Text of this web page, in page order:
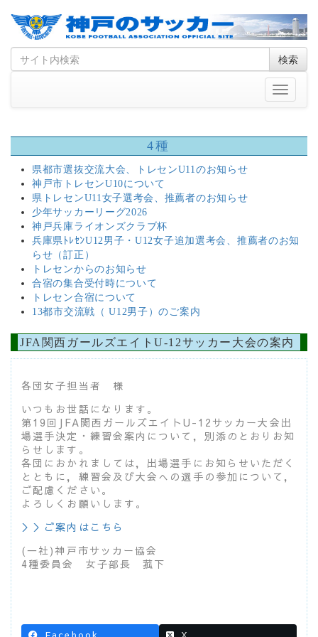
Skip
to
Search
for
検索
Toggle
4種
県都市選抜交流大会、トレセンU11のお知らせ
神戸市トレセンU10について
県トレセンU11女子選考会、推薦者のお知らせ
少年サッカーリーグ2026
神戸兵庫ライオンズクラブ杯
兵庫県ﾄﾚｾﾝU12男子・U12女子追加選考会、推薦者のお知
らせ（訂正）
トレセンからのお知らせ
合宿の集合受付時について
トレセン合宿について
13都市交流戦（ U12男子）のご案内
JFA関西ガールズエイトU-12サッカー大会の案内
各団女子担当者 様
いつもお世話になります。
第19回JFA関西ガールズエイトU-12サッカー大会出
場選手決定・練習会案内について，別添のとおりお知
らせします。
各団におかれましては，出場選手にお知らせいただく
とともに，練習会及び大会への選手の参加について，
ご配慮ください。
よろしくお願いします。
＞＞ご案内はこちら
(一社)神戸市サッカー協会
4種委員会 女子部長 菰下